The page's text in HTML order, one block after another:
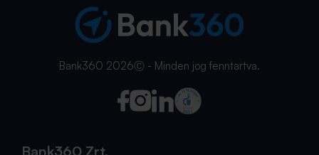
Bank360 2026Ⓒ - Minden jog fenntartva.
Bank360 Zrt.